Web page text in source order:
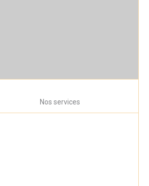
Nos services